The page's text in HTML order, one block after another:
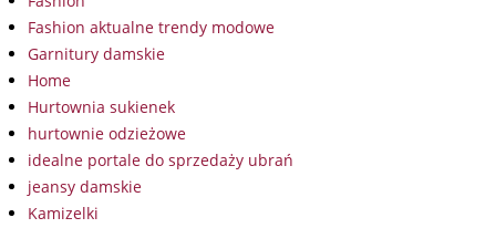
Fashion aktualne trendy modowe
Garnitury damskie
Home
Hurtownia sukienek
hurtownie odzieżowe
idealne portale do sprzedaży ubrań
jeansy damskie
Kamizelki